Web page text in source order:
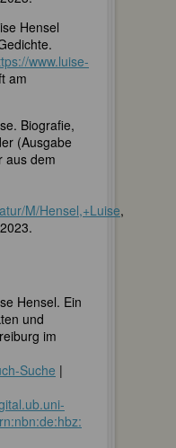
Hensel
www.luise-
am
Biografie,
(Ausgabe
aus dem
M/Hensel,+Luise,
Hensel. Ein
und
im
Suche |